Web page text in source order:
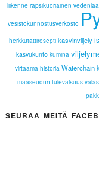
liikenne rapsikuoriainen
vesistökunnostusverkosto
herkkutattiresepti kasvinviljely
kasvukunto kumina
virtaama historia Waterchain
maaseudun tulevaisuus
SEURAA MEITÄ